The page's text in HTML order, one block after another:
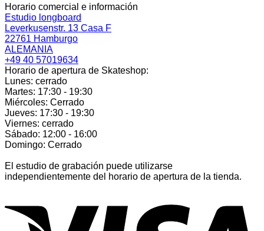
Horario comercial e información
Estudio longboard
Leverkusenstr. 13 Casa F
22761 Hamburgo
ALEMANIA
+49 40 57019634
Horario de apertura de Skateshop:
Lunes: cerrado
Martes: 17:30 - 19:30
Miércoles: Cerrado
Jueves: 17:30 - 19:30
Viernes: cerrado
Sábado: 12:00 - 16:00
Domingo: Cerrado
El estudio de grabación puede utilizarse
independientemente del horario de apertura de la tienda.